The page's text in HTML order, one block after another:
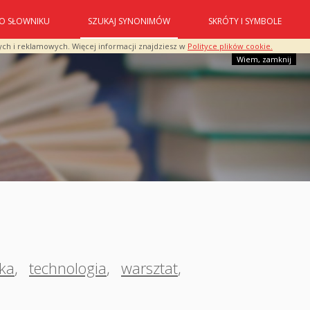
i reklamowych. Więcej informacji znajdziesz w Polityce plików cookie.
Wiem, zamknij
O SŁOWNIKU SZUKAJ SYNONIMÓW SKRÓTY I SYMBOLE
, technologia, warsztat,